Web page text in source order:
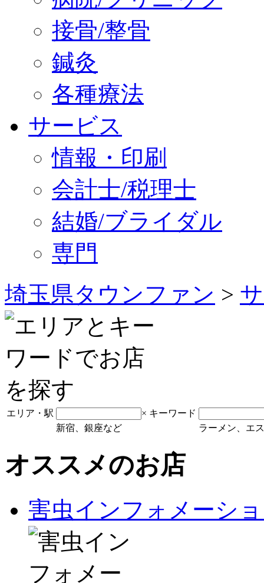
接骨/整骨
鍼灸
各種療法
サービス
情報・印刷
会計士/税理士
結婚/ブライダル
専門
埼玉県タウンファン >
エリア・駅 × キーワード
新宿、銀座など
ラーメン、エ
オススメのお店
害虫インフォメーシ